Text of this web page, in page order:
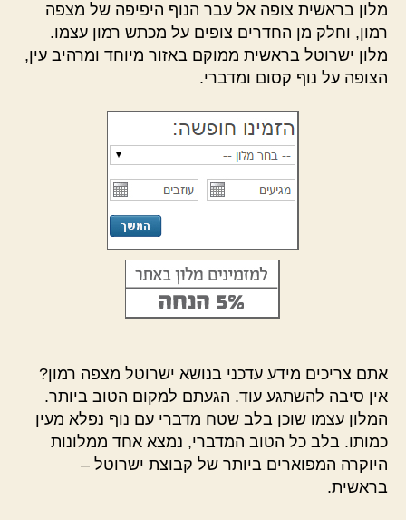
מלון בראשית צופה אל עבר הנוף היפיפה של מצפה
רמון, וחלק מן החדרים צופים על מכתש רמון עצמו.
מלון ישרוטל בראשית ממוקם באזור מיוחד ומרהיב עין,
הצופה על נוף קסום ומדברי.
אתם צריכים מידע עדכני בנושא ישרוטל מצפה רמון?
אין סיבה להשתגע עוד. הגעתם למקום הטוב ביותר.
המלון עצמו שוכן בלב שטח מדברי עם נוף נפלא מעין
כמותו. בלב כל הטוב המדברי, נמצא אחד ממלונות
היוקרה המפוארים ביותר של קבוצת ישרוטל –
בראשית.